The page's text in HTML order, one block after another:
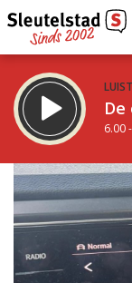
6.00
STRAKS:
De middag
12.00 - 18.00 uur
Vorig uur